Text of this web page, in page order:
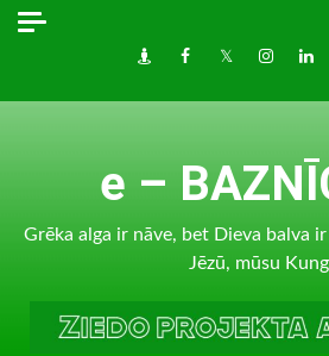
Skip
DraugiemFacebook
Twitter
e –
Grēka alga ir nāve, bet Dieva balva
Jēzū, mūsu